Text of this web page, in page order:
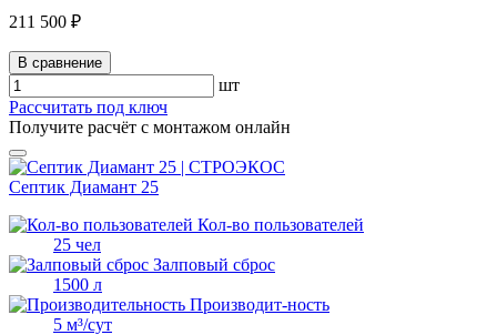
211 500 ₽
В сравнение
шт
Рассчитать под ключ
Получите расчёт с монтажом онлайн
Септик Диамант 25
Кол-во пользователей
25 чел
Залповый сброс
1500 л
Производит-ность
5 м³/сут